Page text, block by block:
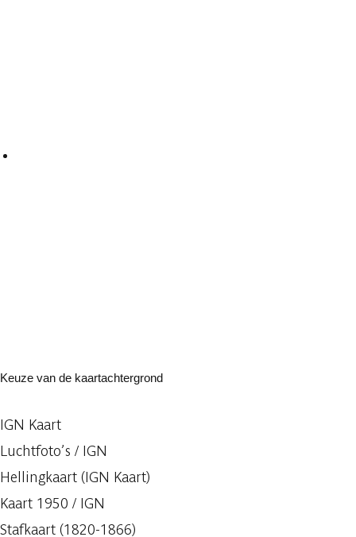
Keuze van de kaartachtergrond
IGN Kaart
Luchtfoto’s / IGN
Hellingkaart (IGN Kaart)
Kaart 1950 / IGN
Stafkaart (1820-1866)